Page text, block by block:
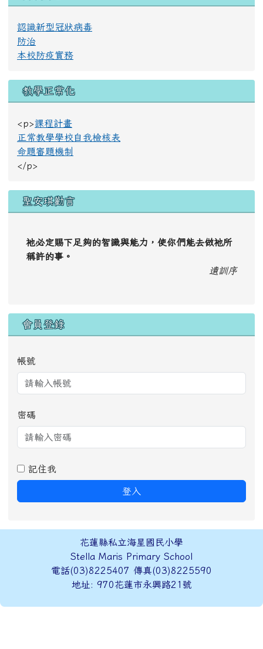
認識新型冠狀病毒
防治
本校防疫實務
教學正常化
<p>課程計畫
正常教學學校自我檢核表
命題審題機制
</p>
聖安琪勸言
祂必定賜下足夠的智識與能力，使你們能去做祂所
稱許的事。
遺訓序
會員登錄
帳號
密碼
記住我
登入
頁尾區域內容花蓮縣私立海星國民小學
Stella Maris Primary School
電話(03)8225407 傳真(03)8225590
地址: 970花蓮市永興路21號